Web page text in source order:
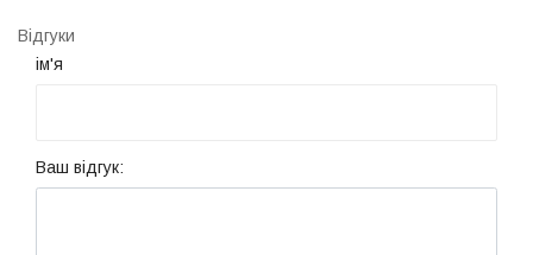
Відгуки
ім'я
Ваш відгук: